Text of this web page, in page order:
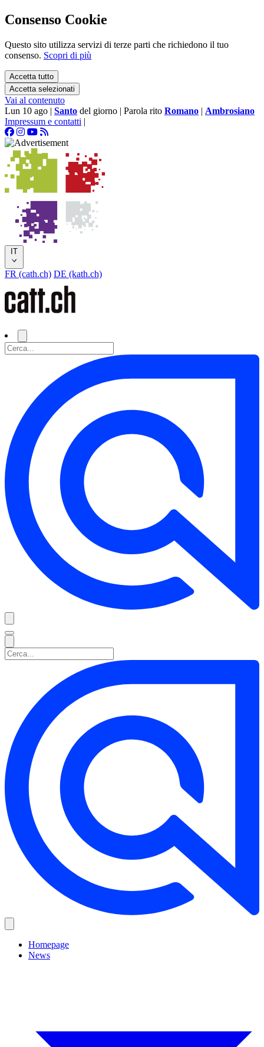
Consenso Cookie
Questo sito utilizza servizi di terze parti che richiedono il tuo
consenso. Scopri di più
Accetta tutto
Accetta selezionati
Vai al contenuto
Lun 10 ago | Santo del giorno | Parola rito Romano | Ambrosiano
Impressum e contatti |
IT
FR (cath.ch) DE (kath.ch)
Homepage
News